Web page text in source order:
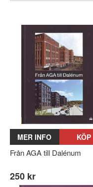
MER INFO KÖP
Från AGA till Dalénum
250 kr